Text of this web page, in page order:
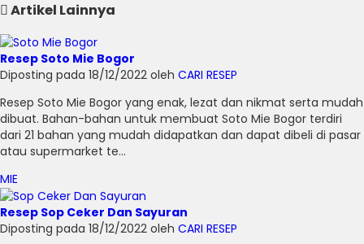
Artikel Lainnya
Resep Soto Mie Bogor
Diposting pada 18/12/2022 oleh CARI RESEP
Resep Soto Mie Bogor yang enak, lezat dan nikmat serta mudah
dibuat. Bahan-bahan untuk membuat Soto Mie Bogor terdiri
dari 21 bahan yang mudah didapatkan dan dapat dibeli di pasar
atau supermarket te...
MIE
Resep Sop Ceker Dan Sayuran
Diposting pada 18/12/2022 oleh CARI RESEP